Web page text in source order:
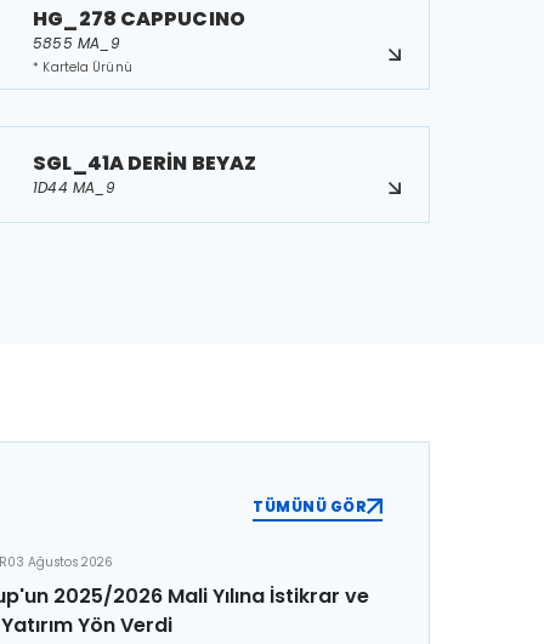
HG_278 CAPPUCINO
5855 MA_9
* Kartela Ürünü
SGL_41A DERİN BEYAZ
1D44 MA_9
TÜMÜNÜ GÖR
03 Ağustos 2026
2025/2026 Mali Yılına İstikrar ve
Yön Verdi